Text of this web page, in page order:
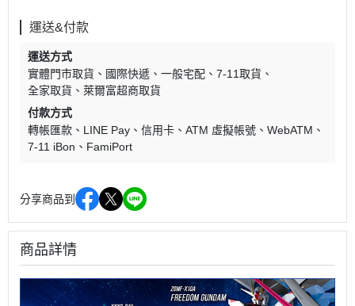
運送&付款
運送方式
實體門市取貨
國際快遞 一般宅配
7-11取貨
全家取貨
萊爾富超商取貨
付款方式
轉帳匯款
LINE Pay 信用卡 ATM 虛擬帳號
WebATM
7-11 iBon
FamiPort
分享商品到
商品詳情